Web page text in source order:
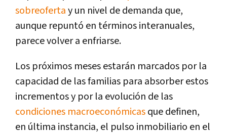
sobreofertay un nivel de demanda que,
aunque repuntó en términos interanuales,
parece volver a enfriarse.
Los próximos meses estarán marcados por la
capacidad de las familias para absorber estos
incrementos y por la evolución de las
condiciones macroeconómicasque definen,
en última instancia, el pulso inmobiliario en el